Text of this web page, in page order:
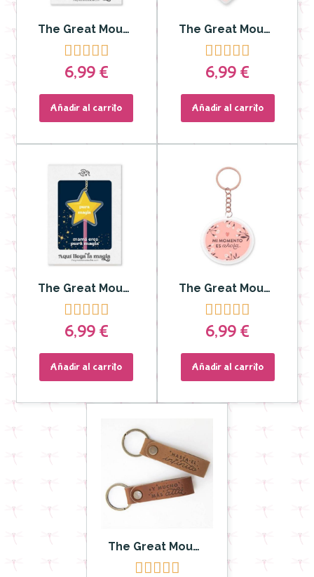
The Great Moustache - Llavero Amiga Love you
    
6,99 €
Añadir al carrito
The Great Moustache - Llavero MAMA ERES LO MÁS
    
6,99 €
Añadir al carrito
The Great Moustache - LLAVERO METACRILATO "MAMÁ ERES PURA MAGIA"

6,99 €
Añadir al carrito
The Great Moustache - Sakura Mi momento es Ahora

6,99 €
Añadir al carrito
The Great Moustache - Pack Llaveros HASTA EL INFINITO Y MUCHO MÁS ALLÁ
